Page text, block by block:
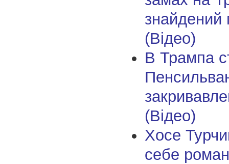
знайдений
(Відео)
В Трампа
(Відео)
Хосе
себе